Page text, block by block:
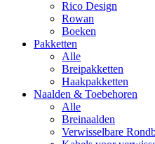
Rico Design
Rowan
Boeken
Pakketten
Alle
Breipakketten
Haakpakketten
Naalden & Toebehoren
Alle
Breinaalden
Verwisselbare